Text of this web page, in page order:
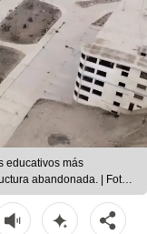
educativos más
abandonada. | Foto: